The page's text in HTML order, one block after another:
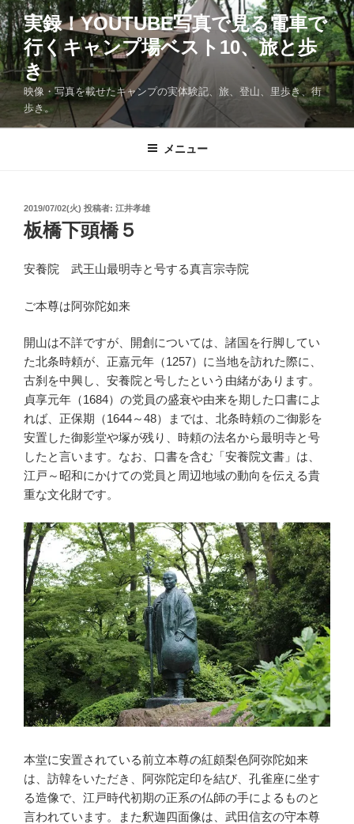
コ
ン
テ
ン
ツ
へ
ス
実録！YOUTUBE写真で見る電車で
行くキャンプ場ベスト10、旅と歩
き
映像・写真を載せたキャンプの実体験記、旅、登山、里歩き、街
歩き。
メニュー
投
稿
日:
2019/07/02(火) 投稿者: 江井孝雄
板橋下頭橋５
安養院 武王山最明寺と号する真言宗寺院
ご本尊は阿弥陀如来
開山は不詳ですが、開創については、諸国を行脚してい
た北条時頼が、正嘉元年（1257）に当地を訪れた際に、
古刹を中興し、安養院と号したという由緒があります。
貞享元年（1684）の党員の盛衰や由来を期した口書によ
れば、正保期（1644～48）までは、北条時頼のご御影を
安置した御影堂や塚が残り、時頼の法名から最明寺と号
したと言います。なお、口書を含む「安養院文書」は、
江戸～昭和にかけての党員と周辺地域の動向を伝える貴
重な文化財です。
本堂に安置されている前立本尊の紅頗梨色阿弥陀如来
は、訪韓をいただき、阿弥陀定印を結び、孔雀座に坐す
る造像で、江戸時代初期の正系の仏師の手によるものと
言われています。また釈迦四面像は、武田信玄の守本尊